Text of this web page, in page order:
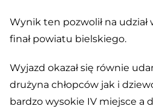
Wynik ten pozwolił na
finał powiatu bielskiego.
Wyjazd okazał się równie
drużyna chłopców jak i
bardzo wysokie IV miejsce a